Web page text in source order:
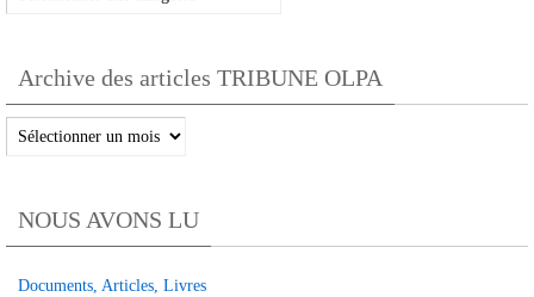
TRIBUNE
par
catégories
Archive des articles TRIBUNE OLPA
Archive
des
TRIBUNE
OLPA
NOUS AVONS LU
Documents, Articles, Livres